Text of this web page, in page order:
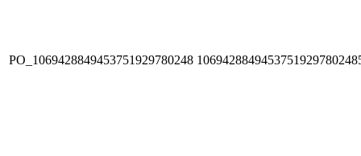
PO_1069428849453751929780248